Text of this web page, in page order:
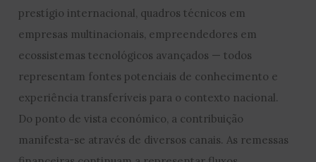
prestígio internacional, quadros técnicos em
empresas multinacionais, empreendedores em
ecossistemas tecnológicos avançados — todos
representam fontes potenciais de conhecimento e
experiência transferíveis para o contexto nacional.
Do ponto de vista económico, a contribuição
manifesta-se através de diversos canais. As remessas